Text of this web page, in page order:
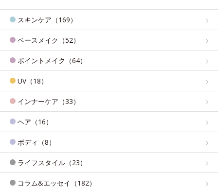
スキンケア（169）
ベースメイク（52）
ポイントメイク（64）
UV（18）
インナーケア（33）
ヘア（16）
ボディ（8）
ライフスタイル（23）
コラム&エッセイ（182）